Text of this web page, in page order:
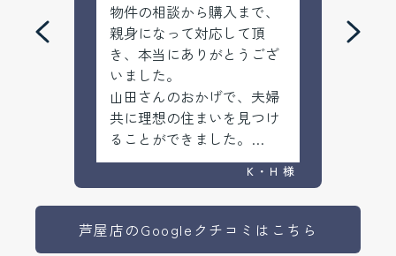
物件の相談から購入まで、
親身になって対応して頂
き、本当にありがとうござ
いました。
山田さんのおかげで、夫婦
共に理想の住まいを見つけ
ることができました。
子供を連れて物件の下見に
行くこともありましたが、
子供にも優しく対応頂きま
した。
本当に感謝しております。
Ｋ・Ｈ 様
芦屋店のGoogleクチコミはこちら